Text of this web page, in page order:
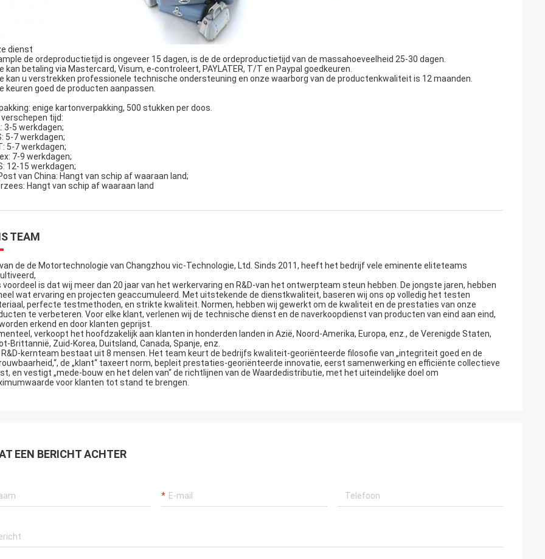
dienst
de ordeproductietijd is ongeveer 15 dagen, is de de ordeproductietijd van de massahoeveelheid 25-30 dagen.
kan betaling via Mastercard, Visum, e-controleert, PAYLATER, T/T en Paypal goedkeuren.
kan u verstrekken professionele technische ondersteuning en onze waarborg van de productenkwaliteit is 12 maanden.
keuren goed de producten aanpassen.
enige kartonverpakking, 500 stukken per doos.
verschepen tijd:
3-5 werkdagen;
5-7 werkdagen;
5-7 werkdagen;
7-9 werkdagen;
12-15 werkdagen;
van China: Hangt van schip af waaraan land;
Hangt van schip af waaraan land
TEAM
de de Motortechnologie van Changzhou vic-Technologie, Ltd. Sinds 2011, heeft het bedrijf vele eminente eliteteams
voordeel is dat wij meer dan 20 jaar van het werkervaring en R&D-van het ontwerpteam steun hebben. De jongste jaren, hebben
wat ervaring en projecten geaccumuleerd. Met uitstekende de dienstkwaliteit, baseren wij ons op volledig het testen
perfecte testmethoden, en strikte kwaliteit. Normen, hebben wij gewerkt om de kwaliteit en de prestaties van onze
te verbeteren. Voor elke klant, verlenen wij de technische dienst en de naverkoopdienst van producten van eind aan eind,
erkend en door klanten geprijst.
verkoopt het hoofdzakelijk aan klanten in honderden landen in Azië, Noord-Amerika, Europa, enz., de Verenigde Staten,
Brittannië, Zuid-Korea, Duitsland, Canada, Spanje, enz.
R&D-kernteam bestaat uit 8 mensen. Het team keurt de bedrijfs kwaliteit-georiënteerde filosofie van „integriteit goed en de
de „klant“ taxeert norm, bepleit prestaties-georiënteerde innovatie, eerst samenwerking en efficiënte collectieve
en vestigt „mede-bouw en het delen van“ de richtlijnen van de Waardedistributie, met het uiteindelijke doel om
voor klanten tot stand te brengen.
EEN BERICHT ACHTER